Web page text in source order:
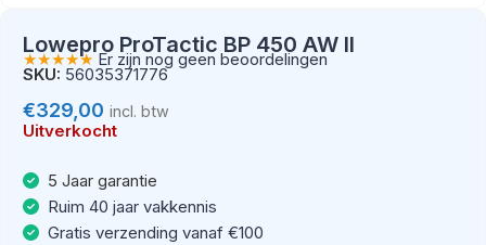
Lowepro ProTactic BP 450 AW II
★★★★★ Er zijn nog geen beoordelingen
SKU: 56035371776
€329,00 incl. btw
Uitverkocht
5 Jaar garantie
Ruim 40 jaar vakkennis
Gratis verzending vanaf €100